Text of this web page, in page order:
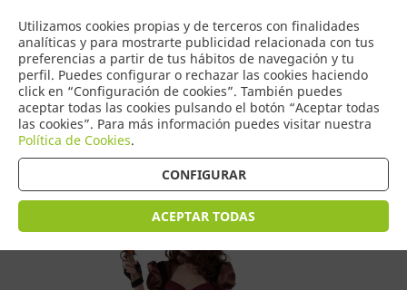
Utilizamos cookies propias y de terceros con finalidades
analíticas y para mostrarte publicidad relacionada con tus
preferencias a partir de tus hábitos de navegación y tu
perfil. Puedes configurar o rechazar las cookies haciendo
click en “Configuración de cookies”. También puedes
aceptar todas las cookies pulsando el botón “Aceptar todas
las cookies”. Para más información puedes visitar nuestra
Política de Cookies.
CONFIGURAR
ACEPTAR TODAS
0
COMERCIO
DE TORRIJOS
Tienda > Disfraces Adulto > Disfraces de Mujer